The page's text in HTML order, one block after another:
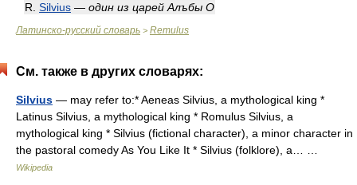
R. Silvius — один из царей Алъбы O
Латинско-русский словарь > Remulus
См. также в других словарях:
Silvius — may refer to:* Aeneas Silvius, a mythological king *
Latinus Silvius, a mythological king * Romulus Silvius, a
mythological king * Silvius (fictional character), a minor character in
the pastoral comedy As You Like It * Silvius (folklore), a… …
Wikipedia